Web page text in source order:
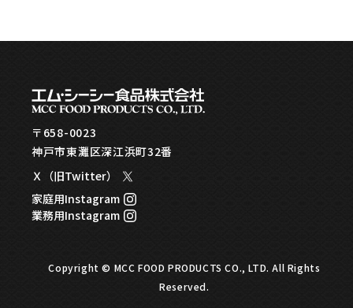
〒658-0023
神戸市東灘区深江浜町32番
Ｘ（旧Twitter）
家庭用Instagram
業務用Instagram
Copyright © MCC FOOD PRODUCTS CO., LTD. All Rights
Reserved.